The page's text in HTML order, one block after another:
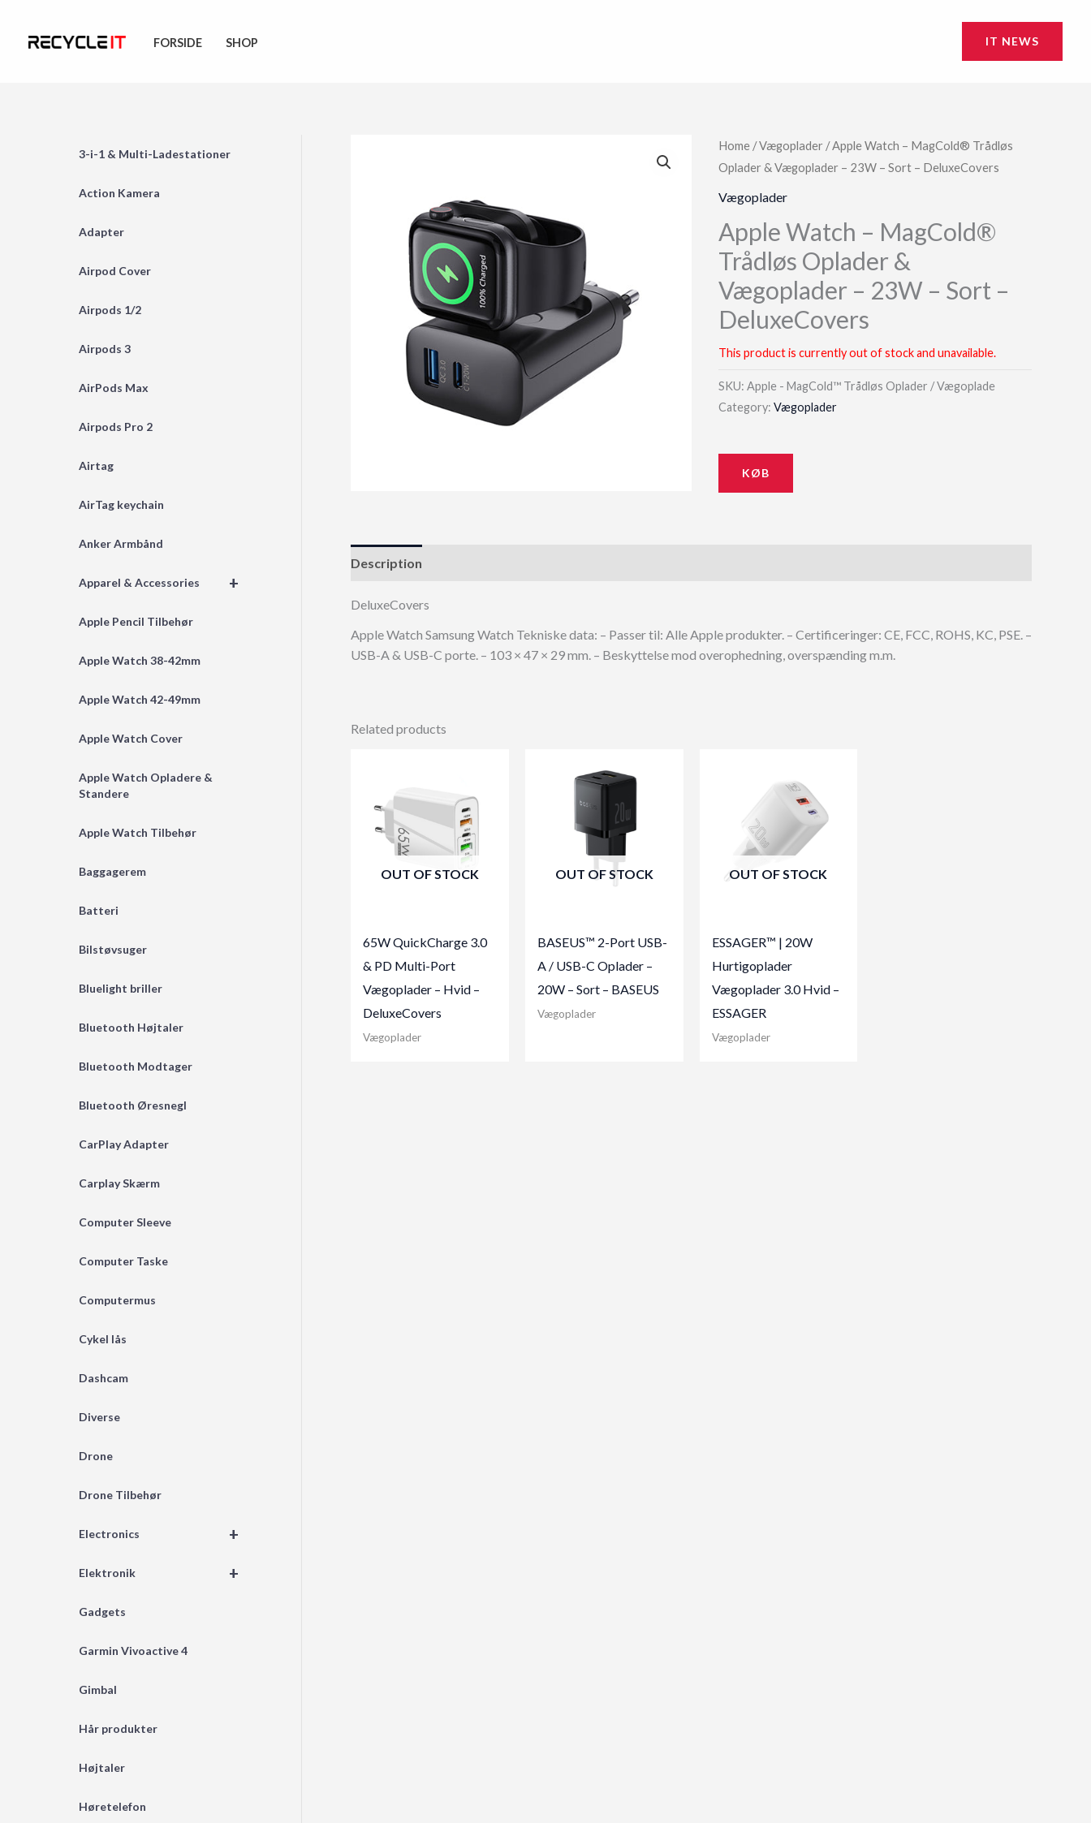
FORSIDE SHOP IT NEWS
3-i-1 & Multi-Ladestationer
Action Kamera
Adapter
Airpod Cover
Airpods 1/2
Airpods 3
AirPods Max
Airpods Pro 2
Airtag
AirTag keychain
Anker Armbånd
+
Apparel & Accessories
Apple Pencil Tilbehør
Apple Watch 38-42mm
Apple Watch 42-49mm
Apple Watch Cover
Apple Watch Opladere &
Standere
Apple Watch Tilbehør
Baggagerem
Batteri
Bilstøvsuger
Bluelight briller
Bluetooth Højtaler
Bluetooth Modtager
Bluetooth Øresnegl
CarPlay Adapter
Carplay Skærm
Computer Sleeve
Computer Taske
Computermus
Cykel lås
Dashcam
Diverse
Drone
Drone Tilbehør
+
Electronics
+
Elektronik
Gadgets
Garmin Vivoactive 4
Gimbal
Hår produkter
Højtaler
Høretelefon
Home /Vægoplader / Apple Watch – MagCold® Trådløs
Oplader & Vægoplader – 23W – Sort – DeluxeCovers
Vægoplader
Apple Watch – MagCold®
Trådløs Oplader &
Vægoplader – 23W – Sort –
DeluxeCovers
This product is currently out of stock and unavailable.
SKU:Apple - MagCold™ Trådløs Oplader / Vægoplade
Category:Vægoplader
KØB
Description
DeluxeCovers
Apple Watch Samsung Watch Tekniske data: – Passer til: Alle Apple produkter. – Certificeringer: CE, FCC, ROHS, KC, PSE. –
USB-A & USB-C porte. – 103 × 47 × 29 mm. – Beskyttelse mod overophedning, overspænding m.m.
Related products
OUT OF STOCK
65W QuickCharge 3.0
& PD Multi-Port
Vægoplader – Hvid –
DeluxeCovers
Vægoplader
OUT OF STOCK
BASEUS™ 2-Port USB-
A / USB-C Oplader –
20W – Sort – BASEUS
Vægoplader
OUT OF STOCK
ESSAGER™ | 20W
Hurtigoplader
Vægoplader 3.0 Hvid –
ESSAGER
Vægoplader